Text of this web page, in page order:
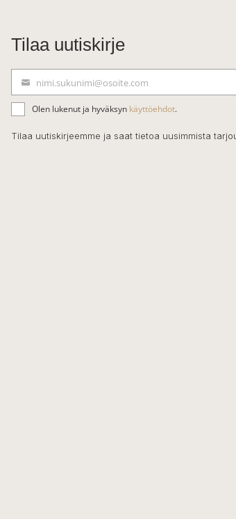
Tilaa uutiskirje
ä
h
k
nimi.sukunimi@osoite.com
Olen lukenut ja hyväksyn käyttöehdot.
Tilaa uutiskirjeemme ja saat tietoa uusimmista